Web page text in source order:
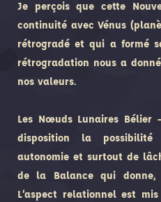
Je perçois que cette
continuité avec Vénus
rétrogradé et qui a formé
rétrogradation nous a
nos valeurs.
Les Nœuds Lunaires
disposition la
autonomie et surtout de
de la Balance qui donne,
L’aspect relationnel est